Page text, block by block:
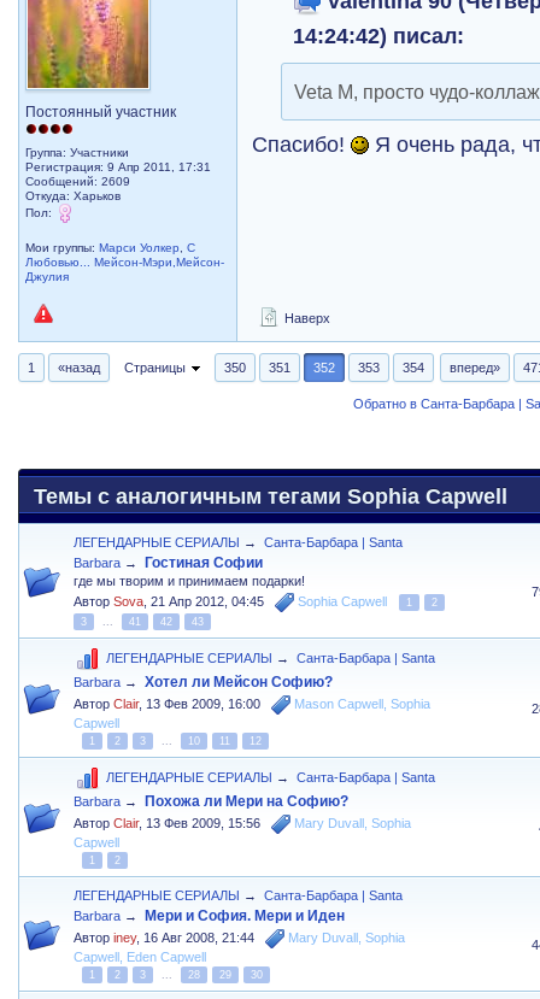
Постоянный участник
Группа: Участники
Регистрация: 9 Апр 2011, 17:31
Сообщений: 2609
Откуда: Харьков
Пол:
Мои группы:Марси Уолкер ,С
Любовью... Мейсон-Мэри,Мейсон-
Джулия
14:24:42) писал:
Veta M, просто чудо-
Спасибо! Я очень рада,
Наверх
1 «назад Страницы 350 351 352 353 354 вперед»
Обратно в Санта-Барбара |
Темы с аналогичным тегами Sophia Capwell
ЛЕГЕНДАРНЫЕ СЕРИАЛЫ →
Санта-Барбара | Santa
Barbara → Гостиная Софии
где мы творим и принимаем подарки!
АвторSova ,21 Апр 2012, 04:45 Sophia Capwell 1
2
3
41 42 43
ЛЕГЕНДАРНЫЕ СЕРИАЛЫ →
Санта-Барбара | Santa
Barbara → Хотел ли Мейсон Софию?
АвторClair, 13 Фев 2009, 16:00 Mason Capwell ,Sophia
Capwell
1 2 3 10 11 12
ЛЕГЕНДАРНЫЕ СЕРИАЛЫ →
Санта-Барбара | Santa
Barbara → Похожа ли Мери на Софию?
АвторClair, 13 Фев 2009, 15:56 Mary Duvall ,Sophia
Capwell
1 2
ЛЕГЕНДАРНЫЕ СЕРИАЛЫ →
Санта-Барбара | Santa
Barbara → Мери и София. Мери и Иден
Авторiney, 16 Авг 2008, 21:44 Mary Duvall ,Sophia
Capwell Eden Capwell
1 2 3 28 29 30